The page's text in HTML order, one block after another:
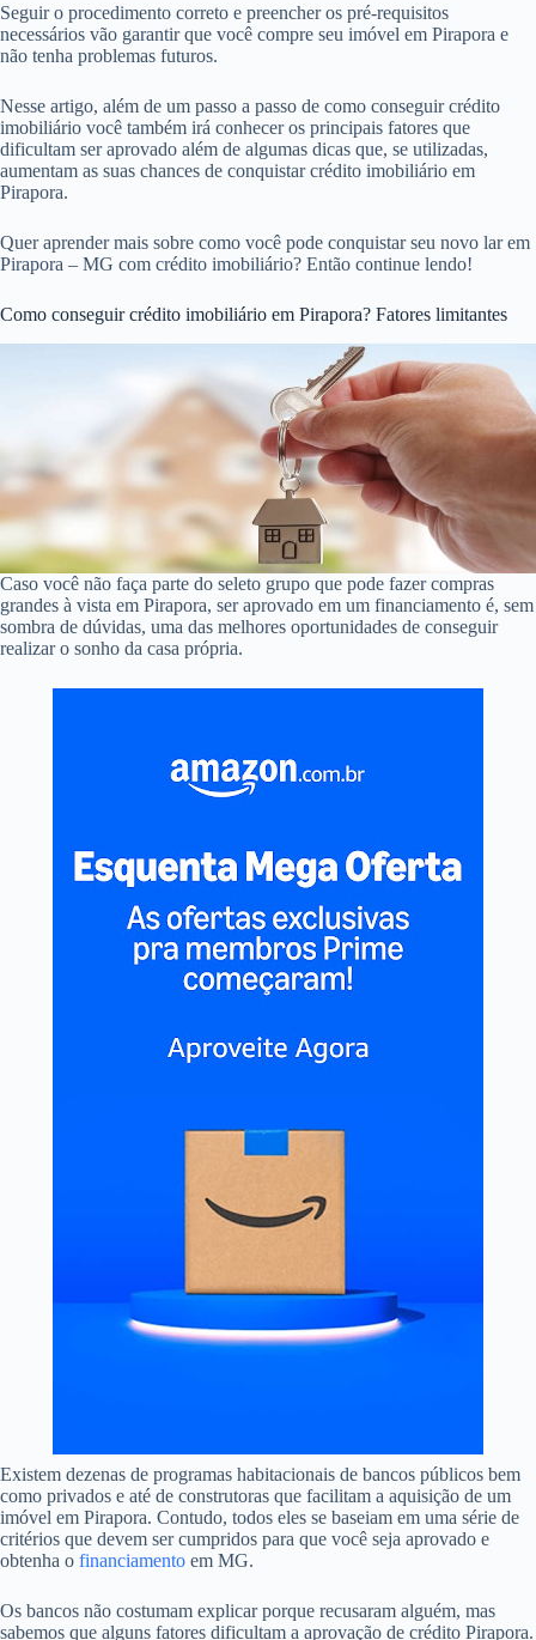
Seguir o procedimento correto e preencher os pré-requisitos
necessários vão garantir que você compre seu imóvel em Pirapora e
não tenha problemas futuros.
Nesse artigo, além de um passo a passo de como conseguir crédito
imobiliário você também irá conhecer os principais fatores que
dificultam ser aprovado além de algumas dicas que, se utilizadas,
aumentam as suas chances de conquistar crédito imobiliário em
Pirapora.
Quer aprender mais sobre como você pode conquistar seu novo lar em
Pirapora – MG com crédito imobiliário? Então continue lendo!
Como conseguir crédito imobiliário em Pirapora? Fatores limitantes
Caso você não faça parte do seleto grupo que pode fazer compras
grandes à vista em Pirapora, ser aprovado em um financiamento é, sem
sombra de dúvidas, uma das melhores oportunidades de conseguir
realizar o sonho da casa própria.
Existem dezenas de programas habitacionais de bancos públicos bem
como privados e até de construtoras que facilitam a aquisição de um
imóvel em Pirapora. Contudo, todos eles se baseiam em uma série de
critérios que devem ser cumpridos para que você seja aprovado e
obtenha o financiamento em MG.
Os bancos não costumam explicar porque recusaram alguém, mas
sabemos que alguns fatores dificultam a aprovação de crédito Pirapora.